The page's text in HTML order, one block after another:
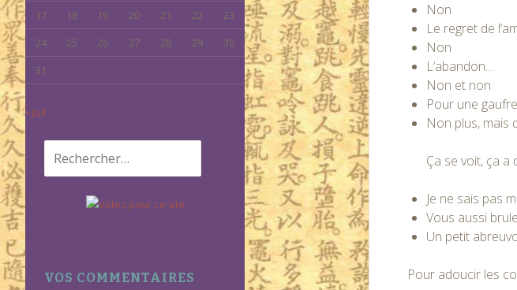
17
18 19 20 21 22
23
24
25 26 27 28 29
30
31
« Juil
Rechercher :
VOS COMMENTAIRES
Non
Le regret de
Non
L’abandon…
Non et non
Pour une
Non plus, mais
Ça se voit, ça a
Je ne sais pas
Vous aussi
Un petit
Pour adoucir les